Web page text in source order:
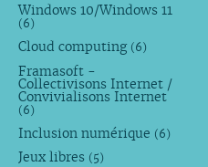
Windows 10/Windows 11
(6)
Cloud computing (6)
Framasoft -
Collectivisons Internet /
Convivialisons Internet
(6)
Inclusion numérique (6)
Jeux libres (5)